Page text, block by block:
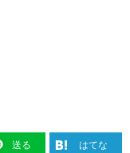
送る はてな